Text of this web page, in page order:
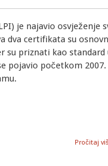
je najavio osvježenje
dva certifikata su
priznati kao standard
pojavio početkom
Pročitaj